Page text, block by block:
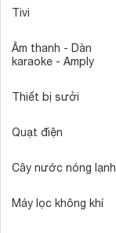
Tivi
Âm thanh - Dàn
karaoke - Amply
Thiết bị sưởi
Quạt điện
Cây nước nóng lạnh
Máy lọc không khí